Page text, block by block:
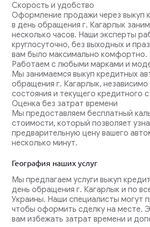
Скорость и удобство
Оформление продажи через выкуп
в день обращения г. Кагарлык
несколько часов. Наши эксперты
круглосуточно, без выходных и
вам было максимально комфортно.
Работаем с любыми марками и
Мы занимаемся выкуп кредитных
обращения г. Кагарлык, независимо
состояния и текущего кредитного
Оценка без затрат времени
Мы предоставляем бесплатный
стоимости, который позволяет
предварительную цену вашего
несколько минут.
География наших услуг
Мы предлагаем услуги выкуп
день обращения г. Кагарлык и по
Украины. Наши специалисты могут
чтобы оформить сделку на месте.
вам избежать затрат времени и